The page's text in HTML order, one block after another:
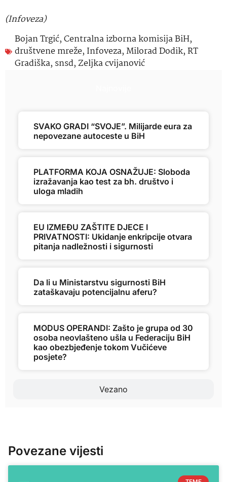
(Infoveza)
Bojan Trgić,Centralna izborna komisija BiH,
društvene mreže, Infoveza,Milorad Dodik,RT
Gradiška, snsd,Zeljka cvijanović
Vezano
SVAKO GRADI “SVOJE”. Milijarde eura za
nepovezane autoceste u BiH
PLATFORMA KOJA OSNAŽUJE: Sloboda
izražavanja kao test za bh. društvo i
uloga mladih
EU IZMEĐU ZAŠTITE DJECE I
PRIVATNOSTI: Ukidanje enkripcije otvara
pitanja nadležnosti i sigurnosti
Da li u Ministarstvu sigurnosti BiH
zataškavaju potencijalnu aferu?
MODUS OPERANDI: Zašto je grupa od 30
osoba neovlašteno ušla u Federaciju BiH
kao obezbjeđenje tokom Vučićeve
posjete?
Povezane vijesti